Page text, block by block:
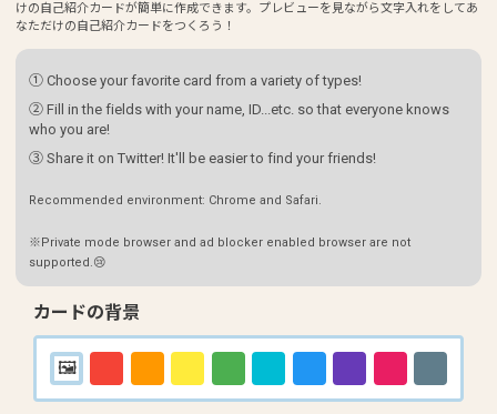
けの自己紹介カードが簡単に作成できます。プレビューを見ながら文字入れをしてあ
なただけの自己紹介カードをつくろう！
① Choose your favorite card from a variety of types!
② Fill in the fields with your name, ID...etc. so that everyone knows
who you are!
③ Share it on Twitter! It'll be easier to find your friends!
Recommended environment: Chrome and Safari.
※Private mode browser and ad blocker enabled browser are not
supported.😢
カードの背景